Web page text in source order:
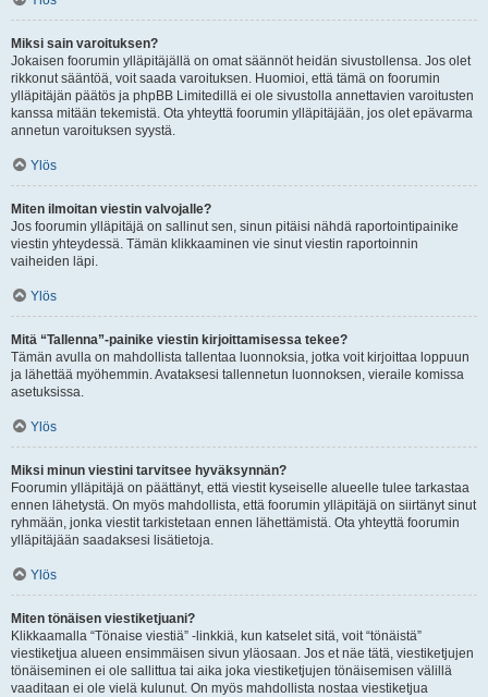
Miksi sain varoituksen?
Jokaisen foorumin ylläpitäjällä on omat säännöt heidän sivustollensa. Jos olet
rikkonut sääntöä, voit saada varoituksen. Huomioi, että tämä on foorumin
ylläpitäjän päätös ja phpBB Limitedillä ei ole sivustolla annettavien varoitusten
kanssa mitään tekemistä. Ota yhteyttä foorumin ylläpitäjään, jos olet epävarma
annetun varoituksen syystä.
Ylös
Miten ilmoitan viestin valvojalle?
Jos foorumin ylläpitäjä on sallinut sen, sinun pitäisi nähdä raportointipainike
viestin yhteydessä. Tämän klikkaaminen vie sinut viestin raportoinnin
vaiheiden läpi.
Ylös
Mitä “Tallenna”-painike viestin kirjoittamisessa tekee?
Tämän avulla on mahdollista tallentaa luonnoksia, jotka voit kirjoittaa loppuun
ja lähettää myöhemmin. Avataksesi tallennetun luonnoksen, vieraile komissa
asetuksissa.
Ylös
Miksi minun viestini tarvitsee hyväksynnän?
Foorumin ylläpitäjä on päättänyt, että viestit kyseiselle alueelle tulee tarkastaa
ennen lähetystä. On myös mahdollista, että foorumin ylläpitäjä on siirtänyt sinut
ryhmään, jonka viestit tarkistetaan ennen lähettämistä. Ota yhteyttä foorumin
ylläpitäjään saadaksesi lisätietoja.
Ylös
Miten tönäisen viestiketjuani?
Klikkaamalla “Tönaise viestiä” -linkkiä, kun katselet sitä, voit “tönäistä”
viestiketjua alueen ensimmäisen sivun yläosaan. Jos et näe tätä, viestiketjujen
tönäiseminen ei ole sallittua tai aika joka viestiketjujen tönäisemisen välillä
vaaditaan ei ole vielä kulunut. On myös mahdollista nostaa viestiketjua